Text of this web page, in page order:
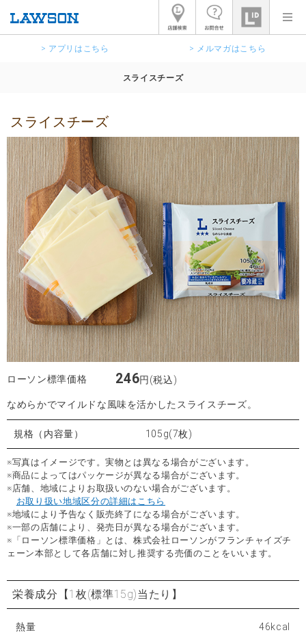
> アプリはこちら > メルマガはこちら
スライスチーズ
スライスチーズ
ローソン標準価格 246円(税込)
なめらかでマイルドな風味を活かしたスライスチーズ。
規格（内容量） 105g(7枚)
※写真はイメージです。実物とは異なる場合がございます。
※商品によってはパッケージが異なる場合がございます。
※店舗、地域によりお取扱いのない場合がございます。
お取り扱い地域区分の詳細はこちら
※地域により予告なく販売終了になる場合がございます。
※一部の店舗により、発売日が異なる場合がございます。
※「ローソン標準価格」とは、株式会社ローソンがフランチャイズチ
ェーン本部として各店舗に対し推奨する売価のことをいいます。
栄養成分 【1枚(標準15g)当たり】
熱量 46kcal